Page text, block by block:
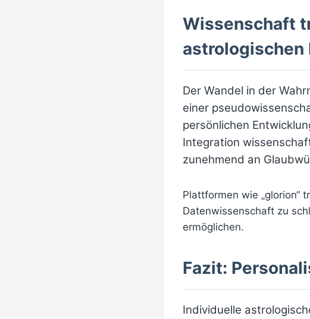
Wissenschaft
astrologischen
Der Wandel in der
einer
persönlichen
Integration
zunehmend an
Plattformen wie „glorion“
Datenwissenschaft zu
ermöglichen.
Fazit:
Individuelle